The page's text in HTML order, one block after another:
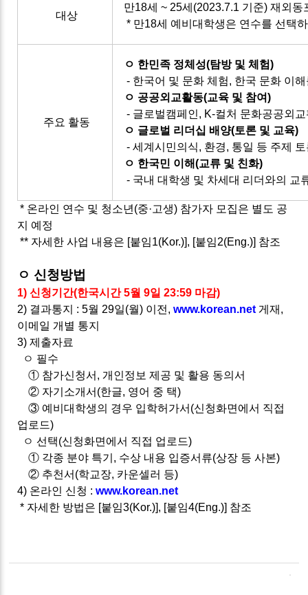
대상
만18세 ~ 25세(2023.7.1 기준) 재외
* 만18세 예비대학생은 연수를 선택
주요 활동
ㅇ 한민족 정체성(탐방 및 체험)
- 한국어 및 문화 체험, 한국 문화 이
ㅇ 공공외교활동(교육 및 참여)
- 글로벌캠페인, K-컬처 문화공공외
ㅇ 글로벌 리더십 배양(토론 및 교육)
- 세계시민의식, 환경, 통일 등 주제
ㅇ 한국민 이해(교류 및 친화)
- 국내 대학생 및 차세대 리더와의 교
* 온라인 연수 및 청소년(중·고생) 참가자 모집은 별도 공
지 예정
** 자세한 사업 내용은 [붙임1(Kor.)], [붙임2(Eng.)] 참조
ㅇ 신청방법
1) 신청기간(한국시간 5월 9일 23:59 마감)
2) 결과통지 : 5월 29일(월) 이전,www.korean.net 게재,
이메일 개별 통지
3) 제출자료
ㅇ 필수
① 참가신청서, 개인정보 제공 및 활용 동의서
② 자기소개서(한글, 영어 중 택)
③ 예비대학생의 경우 입학허가서(신청화면에서 직접
업로드)
ㅇ 선택(신청화면에서 직접 업로드)
① 각종 분야 특기, 수상 내용 입증서류(상장 등 사본)
② 추천서(학교장, 카운셀러 등)
4) 온라인 신청 :www.korean.net
* 자세한 방법은 [붙임3(Kor.)], [붙임4(Eng.)] 참조